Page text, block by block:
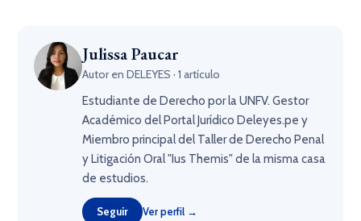
Julissa Paucar
Autor en DELEYES · 1 artículo
Estudiante de Derecho por la UNFV. Gestor
Académico del Portal Jurídico Deleyes.pe y
Miembro principal del Taller de Derecho Penal
y Litigación Oral "Ius Themis" de la misma casa
de estudios.
Seguir Ver perfil →